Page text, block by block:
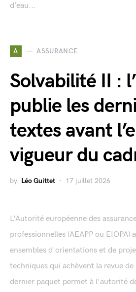
d’eau...
A ASSURANCE
Solvabilité II :
publie les
textes avant
vigueur du
by Léo Guittet 17 juillet 2026
L'Autorité européenne des
professionnelles (AEAPP ou EIOPA)
ensembles d'orientations et de
techniques qui achèvent la revue
dernier paquet permet à l'autorité